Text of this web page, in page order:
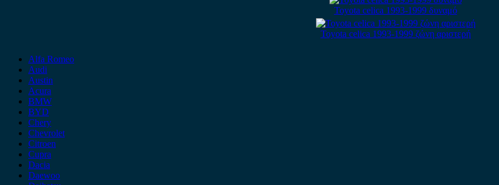
Toyota celica 1993-1999 δυναμό
Toyota celica 1993-1999 ζώνη αριστερή
Alfa Romeo
Audi
Austin
Acura
BMW
BYD
Chery
Chevrolet
Citroen
Cupra
Dacia
Daewoo